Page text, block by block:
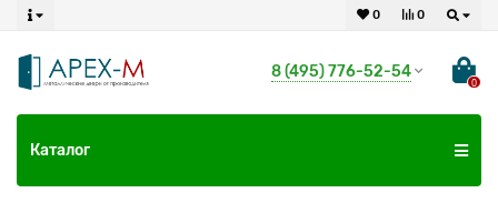
0
0
8 (495) 776-52-54
0
Каталог